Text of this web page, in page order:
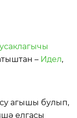
– Идел,
агышы булып,
елгасы